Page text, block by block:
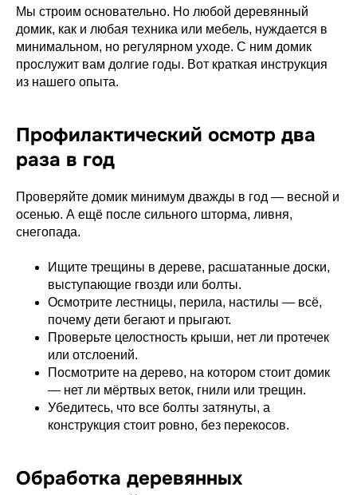
Мы строим основательно. Но любой деревянный
домик, как и любая техника или мебель, нуждается в
минимальном, но регулярном уходе. С ним домик
прослужит вам долгие годы. Вот краткая инструкция
из нашего опыта.
Профилактический осмотр два
раза в год
Проверяйте домик минимум дважды в год — весной и
осенью. А ещё после сильного шторма, ливня,
снегопада.
Ищите трещины в дереве, расшатанные доски,
выступающие гвозди или болты.
Осмотрите лестницы, перила, настилы — всё,
почему дети бегают и прыгают.
Проверьте целостность крыши, нет ли протечек
или отслоений.
Посмотрите на дерево, на котором стоит домик
— нет ли мёртвых веток, гнили или трещин.
Убедитесь, что все болты затянуты, а
конструкция стоит ровно, без перекосов.
Обработка деревянных